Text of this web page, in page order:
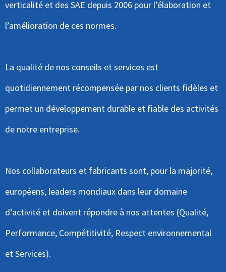
verticalité et des SAE depuis 2006 pour l’élaboration et
l’amélioration de ces normes.
La qualité de nos conseils et services est
quotidiennement récompensée par nos clients fidèles et
permet un développement durable et fiable des activités
de notre entreprise.
Nos collaborateurs et fabricants sont, pour la majorité,
européens, leaders mondiaux dans leur domaine
d’activité et doivent répondre à nos attentes (Qualité,
Performance, Compétitivité, Respect environnemental
et Services).